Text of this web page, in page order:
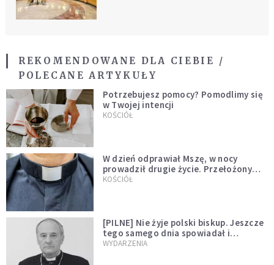
REKOMENDOWANE DLA CIEBIE /
POLECANE ARTYKUŁY
Potrzebujesz pomocy? Pomodlimy się
w Twojej intencji
KOŚCIÓŁ
W dzień odprawiał Mszę, w nocy
prowadził drugie życie. Przełożony
kazał mu opuścić zakon
KOŚCIÓŁ
[PILNE] Nie żyje polski biskup. Jeszcze
tego samego dnia spowiadał i
sprawował Mszę świętą
WYDARZENIA